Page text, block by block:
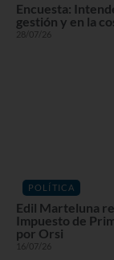
Encuesta:
gestión y en la
28/07/26
POLÍTICA
Edil Marteluna
Impuesto de
por Orsi
16/07/26